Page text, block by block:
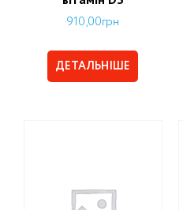
910,00грн
ДЕТАЛЬНІШЕ